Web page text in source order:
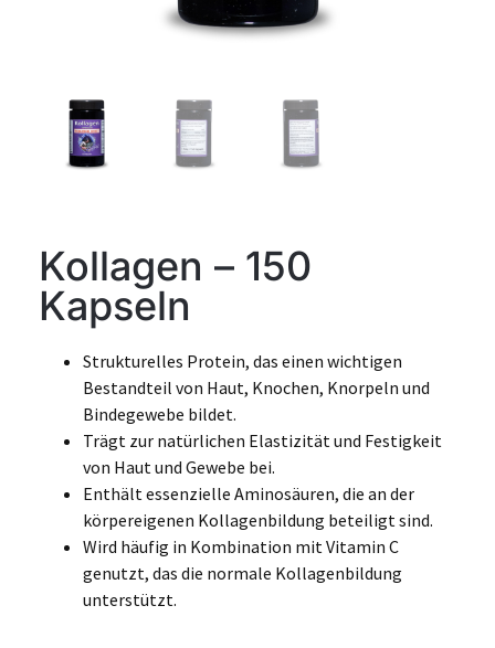
Kollagen – 150
Kapseln
Strukturelles Protein, das einen wichtigen
Bestandteil von Haut, Knochen, Knorpeln und
Bindegewebe bildet.
Trägt zur natürlichen Elastizität und Festigkeit
von Haut und Gewebe bei.
Enthält essenzielle Aminosäuren, die an der
körpereigenen Kollagenbildung beteiligt sind.
Wird häufig in Kombination mit Vitamin C
genutzt, das die normale Kollagenbildung
unterstützt.